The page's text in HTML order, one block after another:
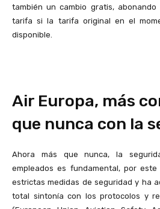
también un cambio gratis,
tarifa si la tarifa original en el
disponible.
Air Europa, más
que nunca con la
Ahora más que nunca, la
empleados es fundamental, por
estrictas medidas de seguridad y ha
total sintonía con los protocolos y